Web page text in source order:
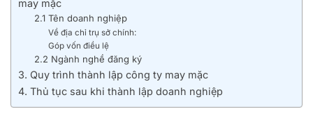
may mặc
2.1 Tên doanh nghiệp
Về địa chỉ trụ sở chính:
Góp vốn điều lệ
2.2 Ngành nghề đăng ký
3. Quy trình thành lập công ty may mặc
4. Thủ tục sau khi thành lập doanh nghiệp